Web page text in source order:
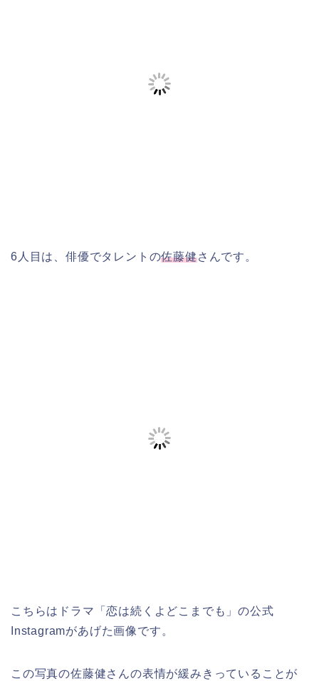
6人目は、俳優でタレントの佐藤健さんです。
こちらはドラマ「恋は続くよどこまでも」の公式
Instagramがあげた画像です。
この写真の佐藤健さんの表情が緩みきっていることが